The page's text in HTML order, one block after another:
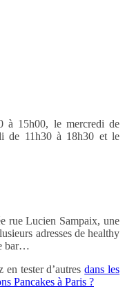
à 15h00, le mercredi de
de 11h30 à 18h30 et le
rue Lucien Sampaix, une
adresses de healthy
bar…
en tester d’autresdans les
Pancakes à Paris ?